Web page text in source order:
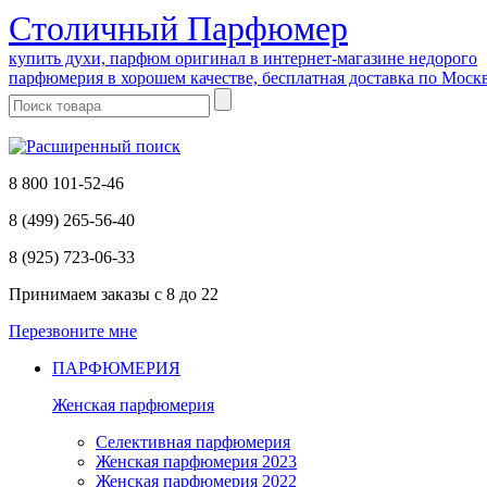
Cтоличный Парфюмер
купить духи, парфюм оригинал в интернет-магазине недорого
парфюмерия в хорошем качестве, бесплатная доставка по
8 800 101-52-46
8 (499) 265-56-40
8 (925) 723-06-33
Принимаем заказы с 8 до 22
Перезвоните мне
ПАРФЮМЕРИЯ
Женская парфюмерия
Селективная парфюмерия
Женская парфюмерия 2023
Женская парфюмерия 2022